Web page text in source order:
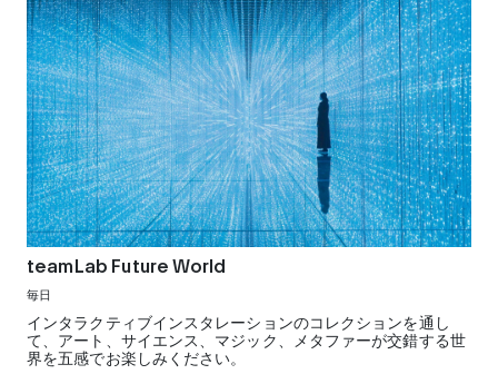
teamLab Future World
毎日
インタラクティブインスタレーションのコレクションを通し
て、アート、サイエンス、マジック、メタファーが交錯する世
界を五感でお楽しみください。